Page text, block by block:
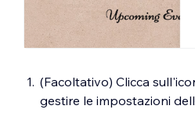
(Facoltativo) Clicca
gestire le impostazioni